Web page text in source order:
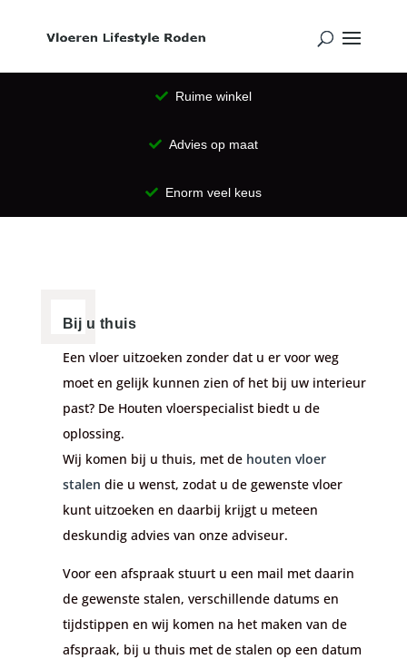
Ruime winkel
Advies op maat
Enorm veel keus
Bij u thuis
Een vloer uitzoeken zonder dat u er voor weg
moet en gelijk kunnen zien of het bij uw interieur
past? De Houten vloerspecialist biedt u de
oplossing.
Wij komen bij u thuis, met de houten vloer
stalen die u wenst, zodat u de gewenste vloer
kunt uitzoeken en daarbij krijgt u meteen
deskundig advies van onze adviseur.
Voor een afspraak stuurt u een mail met daarin
de gewenste stalen, verschillende datums en
tijdstippen en wij komen na het maken van de
afspraak, bij u thuis met de stalen op een datum